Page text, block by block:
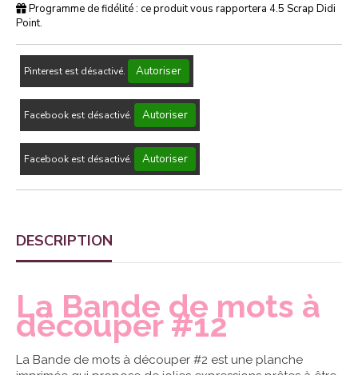
Programme de fidélité : ce produit vous rapportera 4.5 Scrap Didi
Point.
Pinterest est désactivé. Autoriser
Facebook est désactivé. Autoriser
Facebook est désactivé. Autoriser
DESCRIPTION
La Bande de mots à
découper #12
La Bande de mots à découper #2 est une planche